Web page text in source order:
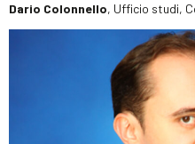
Dario Colonnello, Ufficio studi,